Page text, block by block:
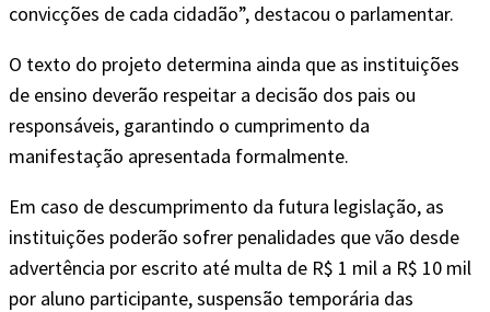
convicções de cada cidadão”, destacou o parlamentar.
O texto do projeto determina ainda que as instituições
de ensino deverão respeitar a decisão dos pais ou
responsáveis, garantindo o cumprimento da
manifestação apresentada formalmente.
Em caso de descumprimento da futura legislação, as
instituições poderão sofrer penalidades que vão desde
advertência por escrito até multa de R$ 1 mil a R$ 10 mil
por aluno participante, suspensão temporária das